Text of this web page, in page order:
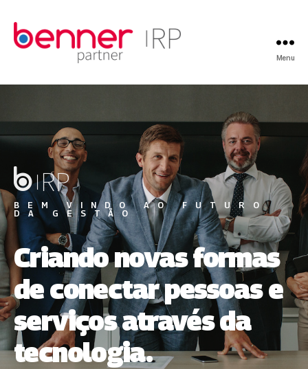
Menu
BEM VINDO AO FUTURO
DA GESTÃO
Criando novas formas
de conectar pessoas e
serviços através da
tecnologia.